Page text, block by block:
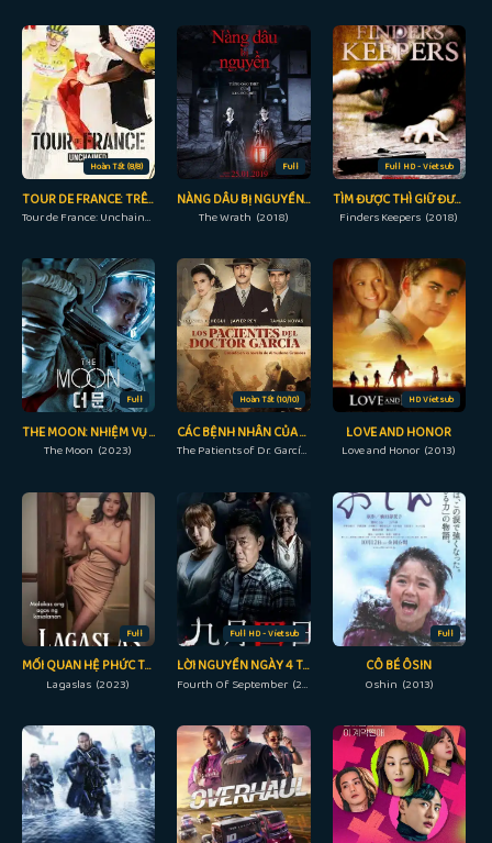
Hoàn Tất (8/8)
TOUR DE FRANCE: TRÊN TỪNG DẶM ĐƯỜNG
Tour de France: Unchained (2023)
Full
NÀNG DÂU BỊ NGUYỀN RỦA
The Wrath (2018)
Full HD - Vietsub
TÌM ĐƯỢC THÌ GIỮ ĐƯỢC
Finders Keepers (2018)
Full
THE MOON: NHIỆM VỤ CUỐI CÙNG
The Moon (2023)
Hoàn Tất (10/10)
CÁC BỆNH NHÂN CỦA BÁC SĨ GARCÍA
The Patients of Dr. García (2023)
HD Vietsub
LOVE AND HONOR
Love and Honor (2013)
Full
MỐI QUAN HỆ PHỨC TẠP
Lagaslas (2023)
Full HD - Vietsub
LỜI NGUYỀN NGÀY 4 THÁNG 9
Fourth Of September (2018)
Full
CÔ BÉ ÔSIN
Oshin (2013)